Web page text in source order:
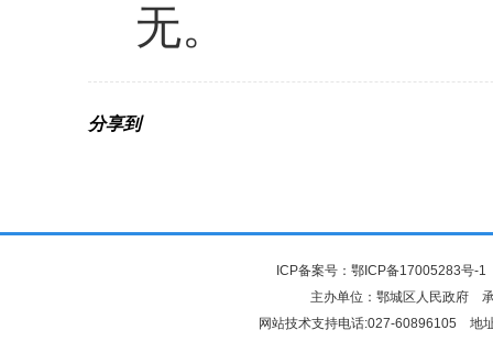
无。
分享到
ICP备案号： 鄂ICP备17005283号-1
主办单位：鄂城区人民政府
网站技术支持电话:027-60896105 地